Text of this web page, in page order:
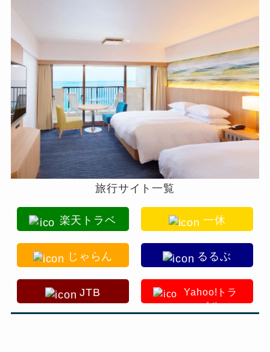
旅行サイト一覧
楽天トラベ
ル
じゃらん
JTB
一休
るるぶ
Yahoo!トラ
ベル